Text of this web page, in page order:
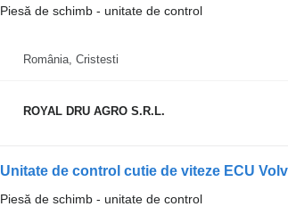
Piesă de schimb - unitate de control
România, Cristesti
ROYAL DRU AGRO S.R.L.
Piesă de schimb - unitate de control